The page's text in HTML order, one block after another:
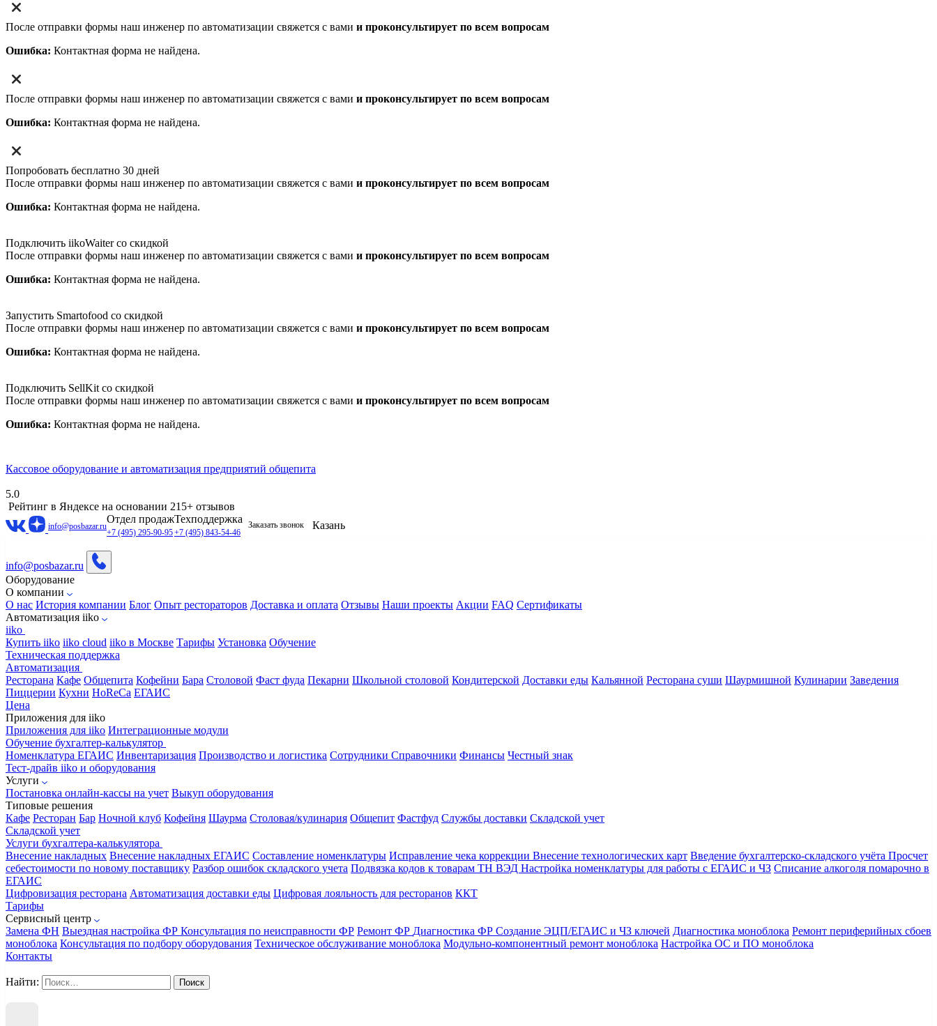
После отправки формы наш инженер по автоматизации свяжется с вами и проконсультирует по всем вопросам
Ошибка: Контактная форма не найдена.
После отправки формы наш инженер по автоматизации свяжется с вами и проконсультирует по всем вопросам
Ошибка: Контактная форма не найдена.
Попробовать бесплатно 30 дней
После отправки формы наш инженер по автоматизации свяжется с вами и проконсультирует по всем вопросам
Ошибка: Контактная форма не найдена.
Подключить iikoWaiter со скидкой
После отправки формы наш инженер по автоматизации свяжется с вами и проконсультирует по всем вопросам
Ошибка: Контактная форма не найдена.
Запустить Smartofood со скидкой
После отправки формы наш инженер по автоматизации свяжется с вами и проконсультирует по всем вопросам
Ошибка: Контактная форма не найдена.
Подключить SellKit со скидкой
После отправки формы наш инженер по автоматизации свяжется с вами и проконсультирует по всем вопросам
Ошибка: Контактная форма не найдена.
Кассовое оборудование и автоматизация предприятий общепита
5.0
Рейтинг в Яндексе на основании 215+ отзывов
info@posbazar.ru
Отдел продаж
+7 (495) 295-90-95
Техподдержка
+7 (495) 843-54-46
Заказать звонок Казань
info@posbazar.ru
Оборудование
О компании
О нас История компании Блог Опыт рестораторов Доставка и оплата Отзывы Наши проекты Акции FAQ Сертификаты
Автоматизация iiko
iiko
Купить iiko iiko cloud iiko в Москве Тарифы Установка Обучение
Техническая поддержка
Автоматизация
Ресторана Кафе Общепита Кофейни Бара Столовой Фаст фуда Пекарни Школьной столовой Кондитерской Доставки еды Кальянной Ресторана суши Шаурмишной Кулинарии Заведения
Пиццерии Кухни HoReCa ЕГАИС
Цена
Приложения для iiko
Приложения для iiko Интеграционные модули
Обучение бухгалтер-калькулятор
Номенклатура ЕГАИС Инвентаризация Производство и логистика Сотрудники Справочники Финансы Честный знак
Тест-драйв iiko и оборудования
Услуги
Постановка онлайн-кассы на учет Выкуп оборудования
Типовые решения
Кафе Ресторан Бар Ночной клуб Кофейня Шаурма Столовая/кулинария Общепит Фастфуд Службы доставки Складской учет
Складской учет
Услуги бухгалтера-калькулятора
Внесение накладных Внесение накладных ЕГАИС Составление номенклатуры Исправление чека коррекции Внесение технологических карт Введение бухгалтерско-складского учёта Просчет
себестоимости по новому поставщику Разбор ошибок складского учета Подвязка кодов к товарам ТН ВЭД Настройка номенклатуры для работы с ЕГАИС и ЧЗ Списание алкоголя помарочно в
ЕГАИС
Цифровизация ресторана Автоматизация доставки еды Цифровая лояльность для ресторанов ККТ
Тарифы
Сервисный центр
Замена ФН Выездная настройка ФР Консультация по неисправности ФР Ремонт ФР Диагностика ФР Создание ЭЦП/ЕГАИС и ЧЗ ключей Диагностика моноблока Ремонт периферийных сбоев
моноблока Консультация по подбору оборудования Техническое обслуживание моноблока Модульно-компонентный ремонт моноблока Настройка ОС и ПО моноблока
Контакты
Найти: